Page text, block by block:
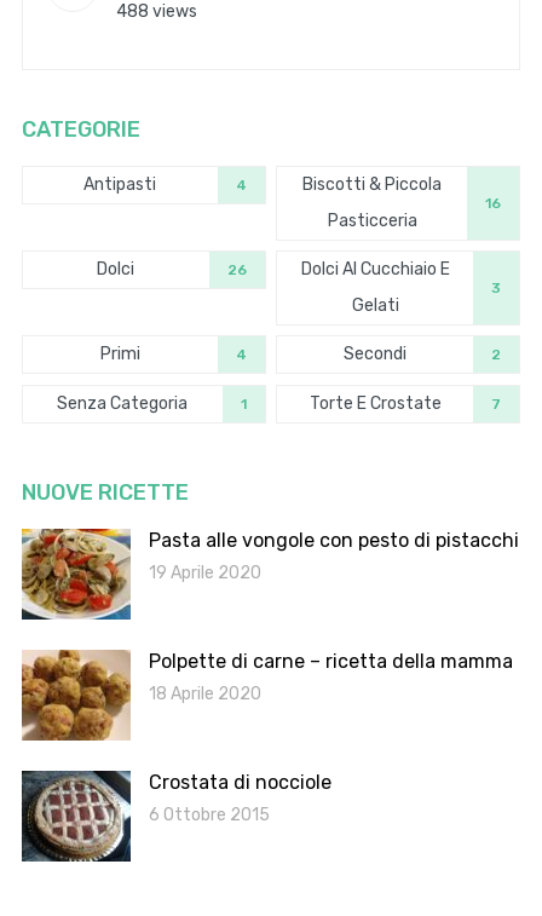
488 views
CATEGORIE
Antipasti 4
Biscotti & Piccola
Pasticceria
16
Dolci 26
Dolci Al Cucchiaio E
Gelati
3
Primi 4 Secondi 2
Senza Categoria 1 Torte E Crostate 7
NUOVE RICETTE
Pasta alle vongole con pesto di pistacchi
19 Aprile 2020
Polpette di carne – ricetta della mamma
18 Aprile 2020
Crostata di nocciole
6 Ottobre 2015